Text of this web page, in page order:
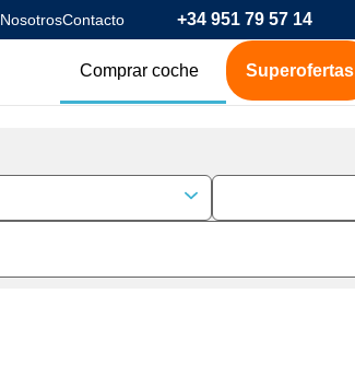
NosotrosContacto +34 951 79 57 14
Comprar coche
Coches Eléctricos
Superofertas